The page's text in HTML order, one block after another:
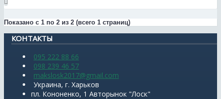
Показано с 1 по 2 из 2 (всего 1 страниц)
КОНТАКТЫ
095 222 88 66
098 239 46 57
makslosk2017@gmail.com
Украина, г. Харьков
пл. Кононенко, 1 Авторынок "Лоск"